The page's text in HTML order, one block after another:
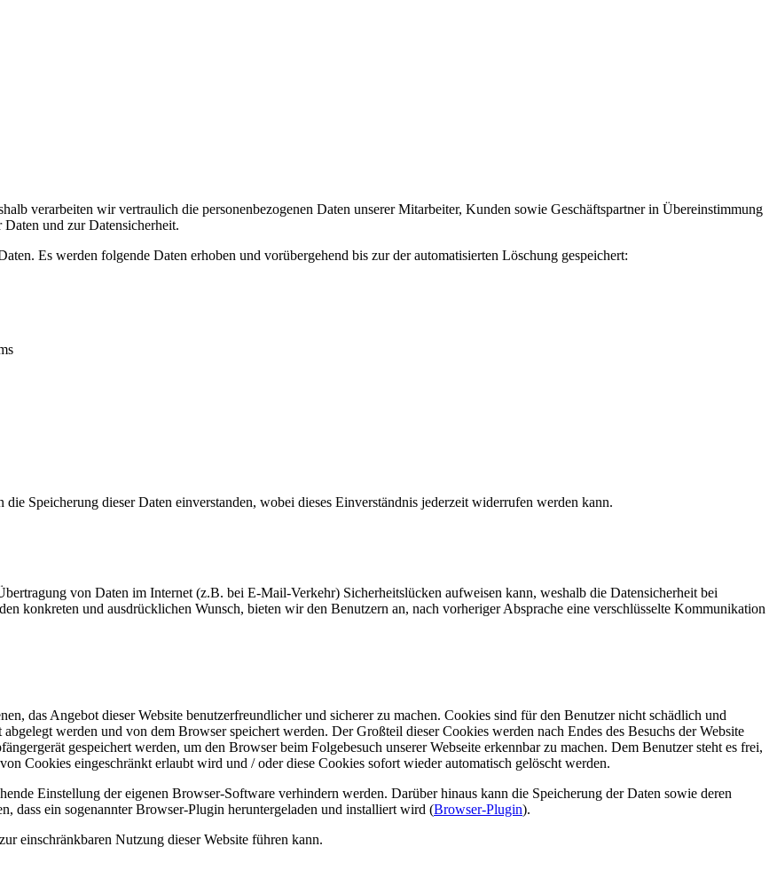
verarbeiten wir vertraulich die personenbezogenen Daten unserer Mitarbeiter, Kunden sowie Geschäftspartner in Übereinstimmung
und zur Datensicherheit.
Es werden folgende Daten erhoben und vorübergehend bis zur der automatisierten Löschung gespeichert:
Speicherung dieser Daten einverstanden, wobei dieses Einverständnis jederzeit widerrufen werden kann.
von Daten im Internet (z.B. bei E-Mail-Verkehr) Sicherheitslücken aufweisen kann, weshalb die Datensicherheit bei
konkreten und ausdrücklichen Wunsch, bieten wir den Benutzern an, nach vorheriger Absprache eine verschlüsselte Kommunikation
das Angebot dieser Website benutzerfreundlicher und sicherer zu machen. Cookies sind für den Benutzer nicht schädlich und
werden und von dem Browser speichert werden. Der Großteil dieser Cookies werden nach Endes des Besuchs der Website
gespeichert werden, um den Browser beim Folgebesuch unserer Webseite erkennbar zu machen. Dem Benutzer steht es frei,
Cookies eingeschränkt erlaubt wird und / oder diese Cookies sofort wieder automatisch gelöscht werden.
Einstellung der eigenen Browser-Software verhindern werden. Darüber hinaus kann die Speicherung der Daten sowie deren
dass ein sogenannter Browser-Plugin heruntergeladen und installiert wird (Browser-Plugin).
einschränkbaren Nutzung dieser Website führen kann.